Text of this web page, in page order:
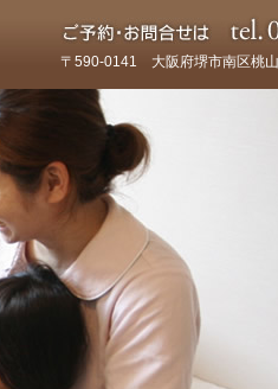
〒590-0141 大阪府堺市南区桃山